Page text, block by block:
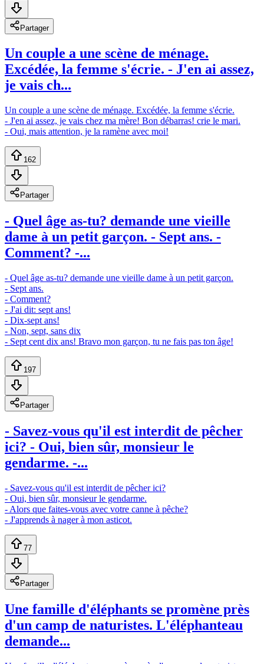
Partager
Un couple a une scène de ménage.
Excédée, la femme s'écrie. - J'en ai assez,
je vais ch...
Un couple a une scène de ménage. Excédée, la femme s'écrie.
- J'en ai assez, je vais chez ma mère! Bon débarras! crie le mari.
- Oui, mais attention, je la ramène avec moi!
162
Partager
- Quel âge as-tu? demande une vieille
dame à un petit garçon. - Sept ans. -
Comment? -...
- Quel âge as-tu? demande une vieille dame à un petit garçon.
- Sept ans.
- Comment?
- J'ai dit: sept ans!
- Dix-sept ans!
- Non, sept, sans dix
- Sept cent dix ans! Bravo mon garçon, tu ne fais pas ton âge!
197
Partager
- Savez-vous qu'il est interdit de pêcher
ici? - Oui, bien sûr, monsieur le
gendarme. -...
- Savez-vous qu'il est interdit de pêcher ici?
- Oui, bien sûr, monsieur le gendarme.
- Alors que faites-vous avec votre canne à pêche?
- J'apprends à nager à mon asticot.
77
Partager
Une famille d'éléphants se promène près
d'un camp de naturistes. L'éléphanteau
demande...